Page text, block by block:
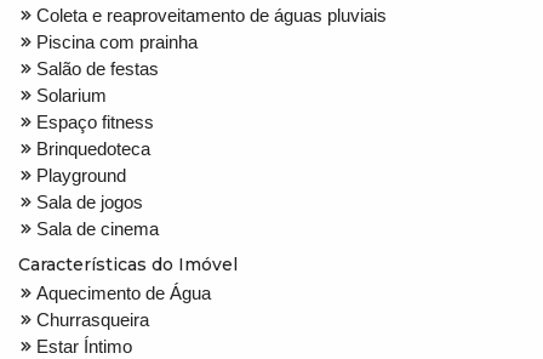
Coleta e reaproveitamento de águas pluviais
Piscina com prainha
Salão de festas
Solarium
Espaço fitness
Brinquedoteca
Playground
Sala de jogos
Sala de cinema
Características do Imóvel
Aquecimento de Água
Churrasqueira
Estar Íntimo